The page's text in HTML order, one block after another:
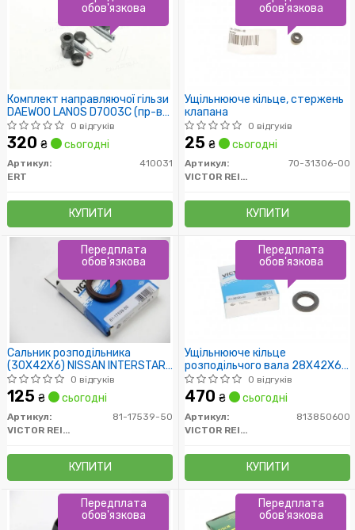
Комплект направляючої гільзи
DAEWOO LANOS D7003C (пр-во
ERT)
0 відгуків
320 ₴ сьогодні
Артикул:
410031
ERT
КУПИТИ
обов'язкова
Ущільнююче кільце, стержень
клапана
0 відгуків
25 ₴ сьогодні
Артикул:
70-31306-00
VICTOR REINZ
КУПИТИ
обов'язкова
Сальник розподільника
(30X42X6) NISSAN INTERSTAR,
KUBISTAR, PRIMASTAR
0 відгуків
125 ₴ сьогодні
Артикул:
81-17539-50
VICTOR REINZ
КУПИТИ
Передплата
обов'язкова
Ущільнююче кільце
розподільчого вала 28X42X6
RENA
0 відгуків
470 ₴ сьогодні
Артикул:
813850600
VICTOR REINZ
КУПИТИ
Передплата
обов'язкова
Передплата
обов'язкова
Передплата
обов'язкова